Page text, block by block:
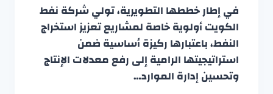
في إطار خططها التطويرية، تولي شركة نفط
الكويت أولوية خاصة لمشاريع تعزيز استخراج
النفط، باعتبارها ركيزة أساسية ضمن
استراتيجيتها الرامية إلى رفع معدلات الإنتاج
وتحسين إدارة الموارد…